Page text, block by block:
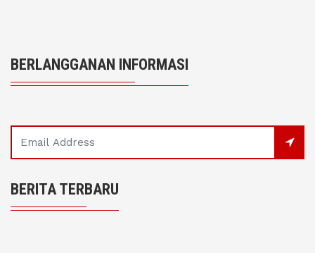
BERLANGGANAN INFORMASI
BERITA TERBARU